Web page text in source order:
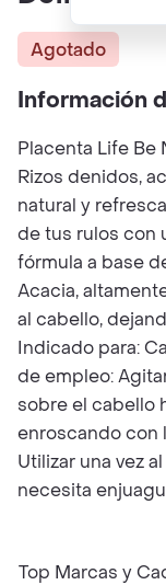
Agotado
Información
Placenta Life Be
Rizos denidos,
natural y
de tus rulos con
fórmula a base
Acacia,
al cabello,
Indicado para:
de empleo:
sobre el cabello
enroscando con
Utilizar una vez
necesita
Top Marcas y